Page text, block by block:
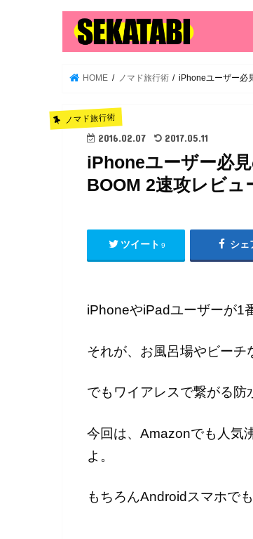
HOME ノマド旅行術 iPhoneユーザー必
ノマド旅行術
2016.02.07 2017.05.11
iPhoneユーザー必
BOOM 2速攻レビュ
ツイート 9 シェ
iPhoneやiPadユーザーが1
それが、お風呂場やビーチ
でもワイアレスで繋がる防
今回は、Amazonでも人気
よ。
もちろんAndroidスマホで